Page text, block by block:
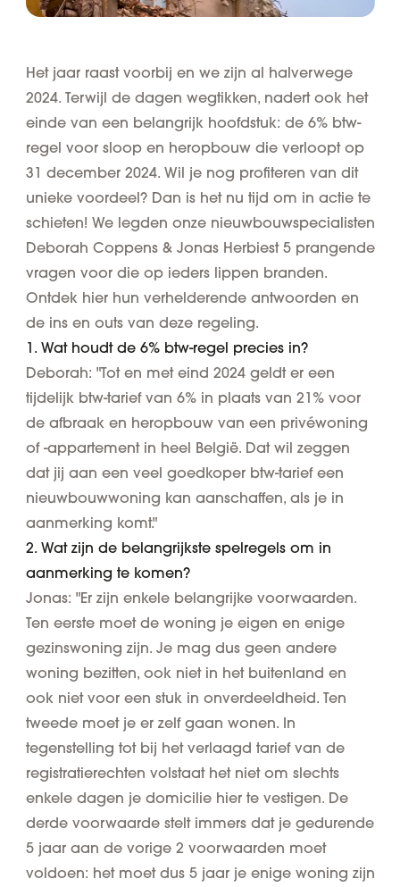
Het jaar raast voorbij en we zijn al halverwege
2024. Terwijl de dagen wegtikken, nadert ook het
einde van een belangrijk hoofdstuk: de 6% btw-
regel voor sloop en heropbouw die verloopt op
31 december 2024. Wil je nog profiteren van dit
unieke voordeel? Dan is het nu tijd om in actie te
schieten! We legden onze nieuwbouwspecialisten
Deborah Coppens & Jonas Herbiest 5 prangende
vragen voor die op ieders lippen branden.
Ontdek hier hun verhelderende antwoorden en
de ins en outs van deze regeling.
1. Wat houdt de 6% btw-regel precies in?
Deborah: "Tot en met eind 2024 geldt er een
tijdelijk btw-tarief van 6% in plaats van 21% voor
de afbraak en heropbouw van een privéwoning
of -appartement in heel België. Dat wil zeggen
dat jij aan een veel goedkoper btw-tarief een
nieuwbouwwoning kan aanschaffen, als je in
aanmerking komt."
2. Wat zijn de belangrijkste spelregels om in
aanmerking te komen?
Jonas: "Er zijn enkele belangrijke voorwaarden.
Ten eerste moet de woning je eigen en enige
gezinswoning zijn. Je mag dus geen andere
woning bezitten, ook niet in het buitenland en
ook niet voor een stuk in onverdeeldheid. Ten
tweede moet je er zelf gaan wonen. In
tegenstelling tot bij het verlaagd tarief van de
registratierechten volstaat het niet om slechts
enkele dagen je domicilie hier te vestigen. De
derde voorwaarde stelt immers dat je gedurende
5 jaar aan de vorige 2 voorwaarden moet
voldoen: het moet dus 5 jaar je enige woning zijn